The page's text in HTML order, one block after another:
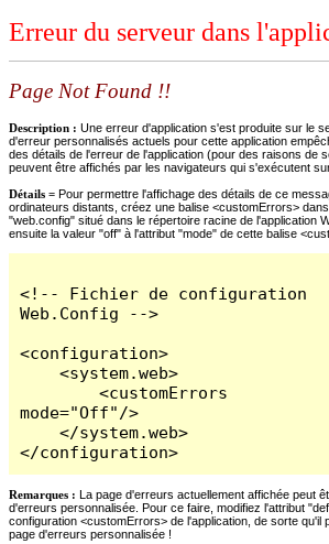
Erreur du serveur dans
Page Not Found !!
Description : Une erreur d'application s'est produite sur le
d'erreur personnalisés actuels pour cette application
des détails de l'erreur de l'application (pour des raisons de
peuvent être affichés par les navigateurs qui s'exécutent
Détails = Pour permettre l'affichage des détails de ce
ordinateurs distants, créez une balise <customErrors>
"web.config" situé dans le répertoire racine de l'application
ensuite la valeur "off" à l'attribut "mode" de cette balise
<!-- Fichier de configuration
Web.Config -->
<configuration>
    <system.web>
        <customErrors
mode="Off"/>
    </system.web>
</configuration>
Remarques : La page d'erreurs actuellement affichée peut
d'erreurs personnalisée. Pour ce faire, modifiez l'attribut
configuration <customErrors> de l'application, de sorte qu'il
page d'erreurs personnalisée !